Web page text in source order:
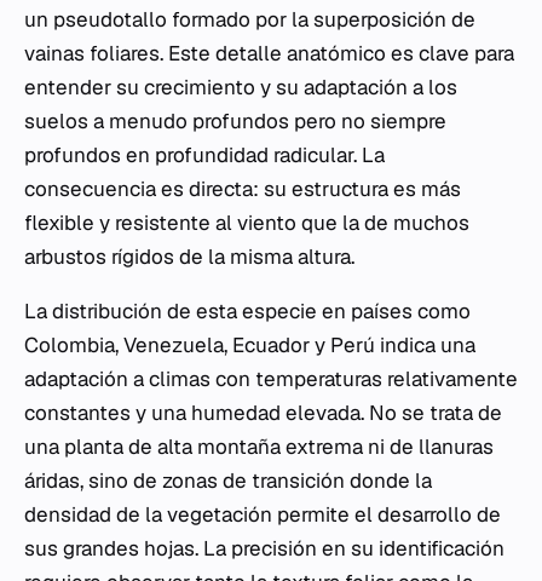
un pseudotallo formado por la superposición de
vainas foliares. Este detalle anatómico es clave para
entender su crecimiento y su adaptación a los
suelos a menudo profundos pero no siempre
profundos en profundidad radicular. La
consecuencia es directa: su estructura es más
flexible y resistente al viento que la de muchos
arbustos rígidos de la misma altura.
La distribución de esta especie en países como
Colombia, Venezuela, Ecuador y Perú indica una
adaptación a climas con temperaturas relativamente
constantes y una humedad elevada. No se trata de
una planta de alta montaña extrema ni de llanuras
áridas, sino de zonas de transición donde la
densidad de la vegetación permite el desarrollo de
sus grandes hojas. La precisión en su identificación